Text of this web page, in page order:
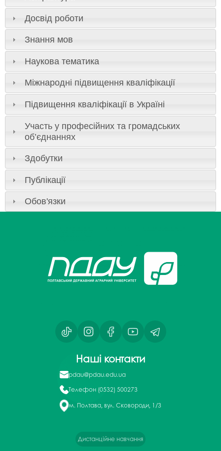
Досвід роботи
Знання мов
Наукова тематика
Міжнародні підвищення кваліфікації
Підвищення кваліфікації в Україні
Участь у професійних та громадських
об’єднаннях
Здобутки
Публікації
Обов'язки
Наші контакти
pdau@pdau.edu.ua
Телефон (0532) 500273
м. Полтава, вул. Сковороди, 1/3
Дистанційне навчання